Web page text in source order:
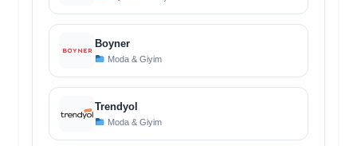
Boyner
Moda & Giyim
Trendyol
Moda & Giyim